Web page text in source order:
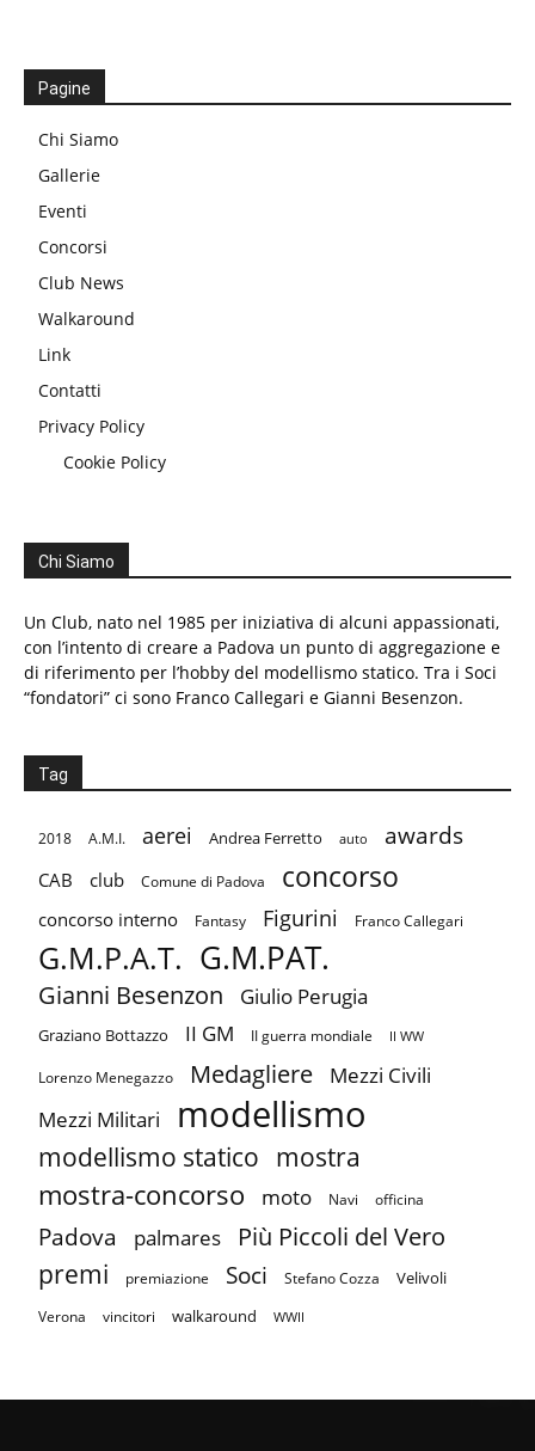
Pagine
Chi Siamo
Gallerie
Eventi
Concorsi
Club News
Walkaround
Link
Contatti
Privacy Policy
Cookie Policy
Chi Siamo
Un Club, nato nel 1985 per iniziativa di alcuni appassionati,
con l’intento di creare a Padova un punto di aggregazione e
di riferimento per l’hobby del modellismo statico. Tra i Soci
“fondatori” ci sono Franco Callegari e Gianni Besenzon.
Tag
2018 A.M.I. aerei Andrea Ferretto auto awards
CAB club Comune di Padova concorso
concorso interno Fantasy Figurini Franco Callegari
G.M.P.A.T. G.M.PAT.
Gianni Besenzon Giulio Perugia
Graziano Bottazzo II GM II guerra mondiale II WW
Lorenzo Menegazzo Medagliere Mezzi Civili
Mezzi Militari modellismo
modellismo statico mostra
mostra-concorso moto Navi officina
Padova palmares Più Piccoli del Vero
premi premiazione Soci Stefano Cozza Velivoli
Verona vincitori walkaround WWII